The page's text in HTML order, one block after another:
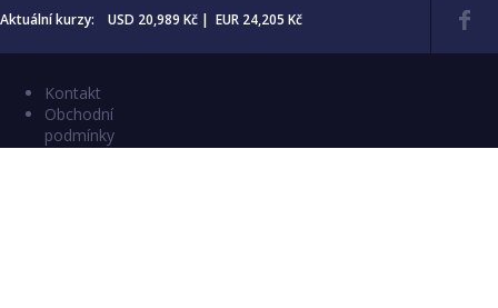
Aktuální kurzy: USD 20,989 Kč | EUR 24,205 Kč
Kontakt
Obchodní
podmínky